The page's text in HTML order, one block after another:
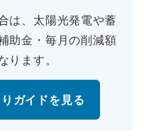
は、太陽光発電や蓄
助金・毎月の削減額
ります。
ガイドを見る